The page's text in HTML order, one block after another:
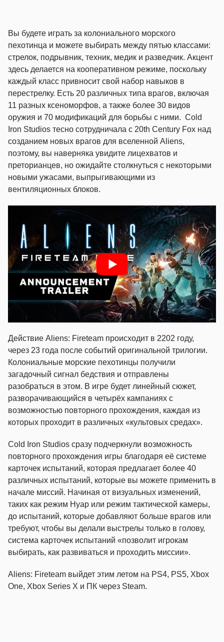
Вы будете играть за колониального морского
пехотинца и можете выбирать между пятью классами:
стрелок, подрывник, техник, медик и разведчик. Акцент
здесь делается на кооперативном режиме, поскольку
каждый класс привносит свой набор навыков в
перестрелку. Есть 20 различных типа врагов, включая
11 разных ксеноморфов, а также более 30 видов
оружия и 70 модификаций для борьбы с ними. Cold
Iron Studios тесно сотрудничала с 20th Century Fox над
созданием новых врагов для вселенной Aliens,
поэтому, вы наверняка увидите лицехватов и
преторианцев, но ожидайте столкнуться с некоторыми
новыми ужасами, выпрыгивающими из
вентиляционных блоков.
Действие Aliens: Fireteam происходит в 2202 году,
через 23 года после событий оригинальной трилогии.
Колониальные морские пехотинцы получили
загадочный сигнал бедствия и отправлены
разобраться в этом. В игре будет линейный сюжет,
разворачивающийся в четырёх кампаниях с
возможностью повторного прохождения, каждая из
которых проходит в различных «культовых средах».
Cold Iron Studios сразу подчеркнули возможность
повторного прохождения игры благодаря её системе
карточек испытаний, которая предлагает более 40
различных испытаний, которые вы можете применить в
начале миссий. Начиная от визуальных изменений,
таких как режим Нуар или режим тактической камеры,
до испытаний, которые добавляют больше врагов или
требуют, чтобы вы делали выстрелы только в голову,
система карточек испытаний «позволит игрокам
выбирать, как развиваться и проходить миссии».
Aliens: Fireteam выйдет этим летом на PS4, PS5, Xbox
One, Xbox Series X и ПК через Steam.